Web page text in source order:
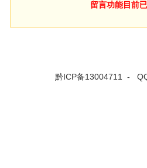
留言功能目前已
黔ICP备13004711 -